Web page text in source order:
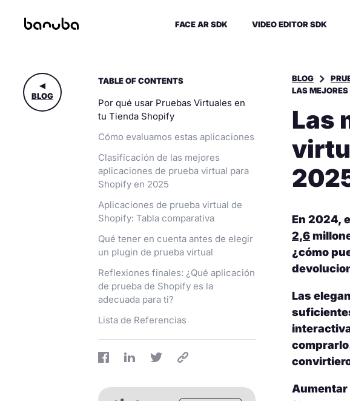
FACE AR SDK VIDEO EDITOR SDK
TABLE OF CONTENTS
Por qué usar Pruebas Virtuales en
tu Tienda Shopify
Cómo evaluamos estas aplicaciones
Clasificación de las mejores
aplicaciones de prueba virtual para
Shopify en 2025
Aplicaciones de prueba virtual de
Shopify: Tabla comparativa
Qué tener en cuenta antes de elegir
un plugin de prueba virtual
Reflexiones finales: ¿Qué aplicación
de prueba de Shopify es la
adecuada para ti?
Lista de Referencias
BLOG
BLOG
LAS
Las
En 2024,
2,6
¿cómo
Las
Aumentar